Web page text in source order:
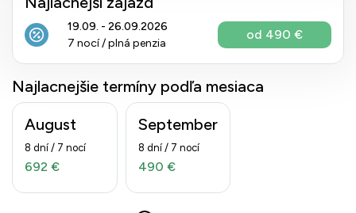
19.09. - 26.09.2026
7 nocí / plná penzia
od 490 €
Najlacnejšie termíny podľa mesiaca
August
8 dní / 7 nocí
692 €
September
8 dní / 7 nocí
490 €